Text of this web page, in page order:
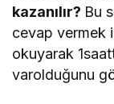
kazanılır? Bu
cevap vermek
okuyarak
varolduğunu